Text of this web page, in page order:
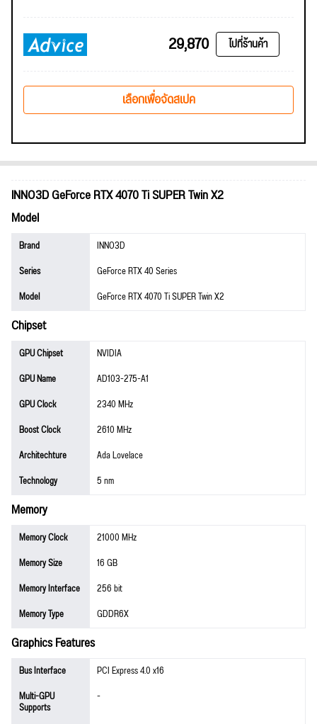
29,870 ไปที่ร้านค้า
เลือกเพื่อจัดสเปค
INNO3D GeForce RTX 4070 Ti SUPER Twin X2
Model
Brand
INNO3D
Series
GeForce RTX 40 Series
Model
GeForce RTX 4070 Ti SUPER Twin X2
Chipset
GPU Chipset
NVIDIA
GPU Name
AD103-275-A1
GPU Clock
2340 MHz
Boost Clock
2610 MHz
Architechture
Ada Lovelace
Technology
5 nm
Memory
Memory Clock
21000 MHz
Memory Size
16 GB
Memory Interface
256 bit
Memory Type
GDDR6X
Graphics Features
Bus Interface
PCI Express 4.0 x16
Multi-GPU
Supports
-